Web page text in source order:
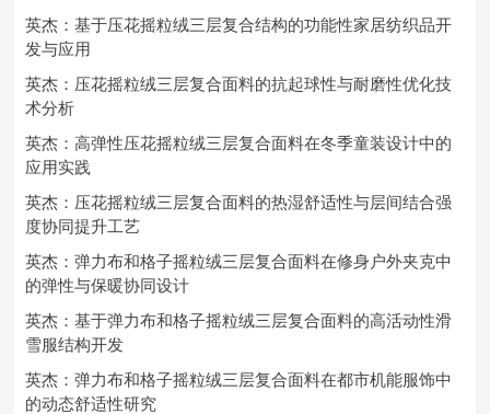
英杰：基于压花摇粒绒三层复合结构的功能性家居纺织品开
发与应用
英杰：压花摇粒绒三层复合面料的抗起球性与耐磨性优化技
术分析
英杰：高弹性压花摇粒绒三层复合面料在冬季童装设计中的
应用实践
英杰：压花摇粒绒三层复合面料的热湿舒适性与层间结合强
度协同提升工艺
英杰：弹力布和格子摇粒绒三层复合面料在修身户外夹克中
的弹性与保暖协同设计
英杰：基于弹力布和格子摇粒绒三层复合面料的高活动性滑
雪服结构开发
英杰：弹力布和格子摇粒绒三层复合面料在都市机能服饰中
的动态舒适性研究